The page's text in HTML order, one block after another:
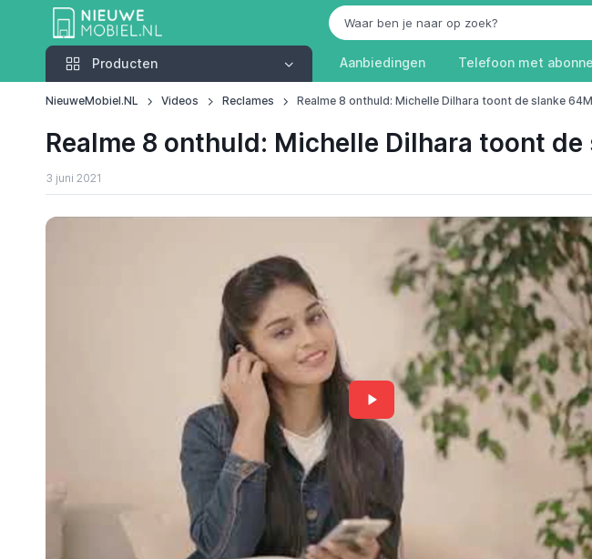
Producten
Producten Aanbiedingen Telefoon met
NieuweMobiel.NL Videos Reclames Realme 8 onthuld: Michelle Dilhara toont de slanke
Realme 8 onthuld: Michelle Dilhara toont
3 juni 2021